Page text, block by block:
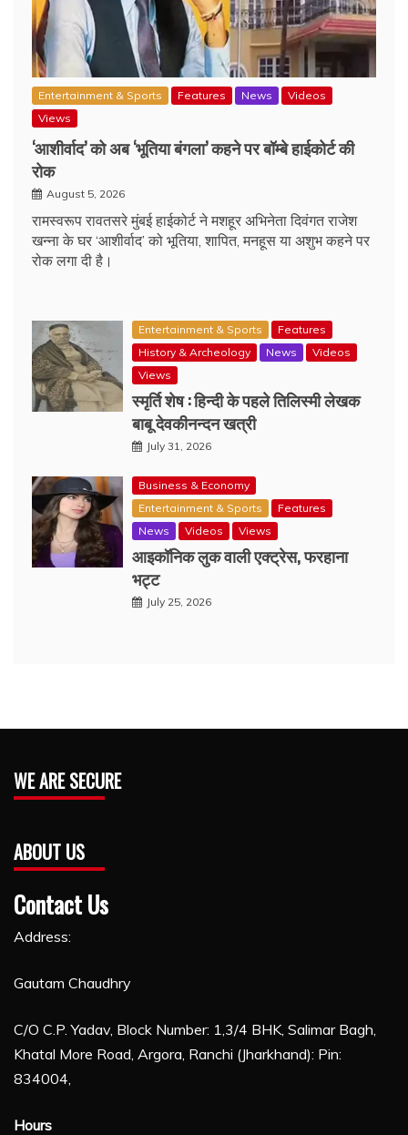
Entertainment & Sports Features News
Videos
Views
‘आशीर्वाद’ को अब ‘भूतिया बंगला’ कहने पर बॉम्बे हाईकोर्ट की
रोक
August 5, 2026
रामस्वरूप रावतसरे मुंबई हाईकोर्ट ने मशहूर अभिनेता दिवंगत राजेश
खन्ना के घर ‘आशीर्वाद’ को भूतिया, शापित, मनहूस या अशुभ कहने पर
रोक लगा दी है।
Entertainment & Sports
Features
History & Archeology
News
Videos
Views
स्मृर्ति शेष : हिन्दी के पहले तिलिस्मी लेखक
बाबू देवकीनन्दन खत्री
July 31, 2026
Business & Economy
Entertainment & Sports
Features
News
Videos Views
आइकॉनिक लुक वाली एक्‍ट्रेस, फरहाना
भट्ट
July 25, 2026
WE ARE SECURE
ABOUT US
Contact Us
Address:
Gautam Chaudhry
C/O C.P. Yadav, Block Number: 1,3/4 BHK, Salimar Bagh,
Khatal More Road, Argora, Ranchi (Jharkhand): Pin:
834004,
Hours